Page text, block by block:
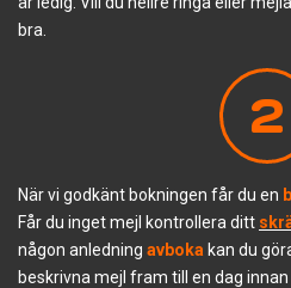
bra.
2
När vi godkänt bokningen får du en
Får du inget mejl kontrollera ditt
någon anledning avboka kan du
beskrivna mejl fram till en dag